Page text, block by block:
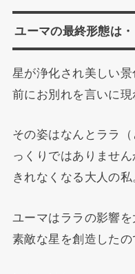
ユーマの最終形態は・
星が浄化され美しい
前にお別れを言いに現
その姿はなんとララ
っくりではありませ
きれなくなる大人の私
ユーマはララの影響
素敵な星を創造したの